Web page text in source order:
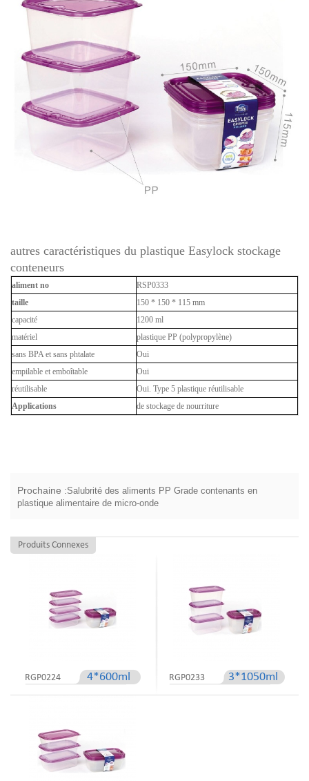
autres caractéristiques du plastique Easylock stockage
conteneurs
aliment no
RSP0333
taille
150 * 150 * 115 mm
capacité
1200 ml
matériel
plastique PP (polypropylène)
sans BPA et sans phtalate
Oui
empilable et emboîtable
Oui
réutilisable
Oui. Type 5 plastique réutilisable
Applications
de stockage de nourriture
Prochaine :Salubrité des aliments PP Grade contenants en
plastique alimentaire de micro-onde
Produits Connexes
RGP0224 4*600ml RGP0233 3*1050ml